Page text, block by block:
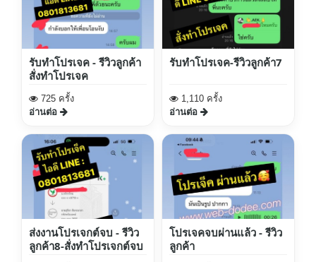
รับทำโปรเจค - รีวิวลูกค้า
สั่งทำโปรเจค
725 ครั้ง
อ่านต่อ
รับทำโปรเจค-รีวิวลูกค้า7
1,110 ครั้ง
อ่านต่อ
ส่งงานโปรเจกต์จบ - รีวิว
ลูกค้า8-สั่งทำโปรเจกต์จบ
โปรเจคจบผ่านแล้ว - รีวิว
ลูกค้า